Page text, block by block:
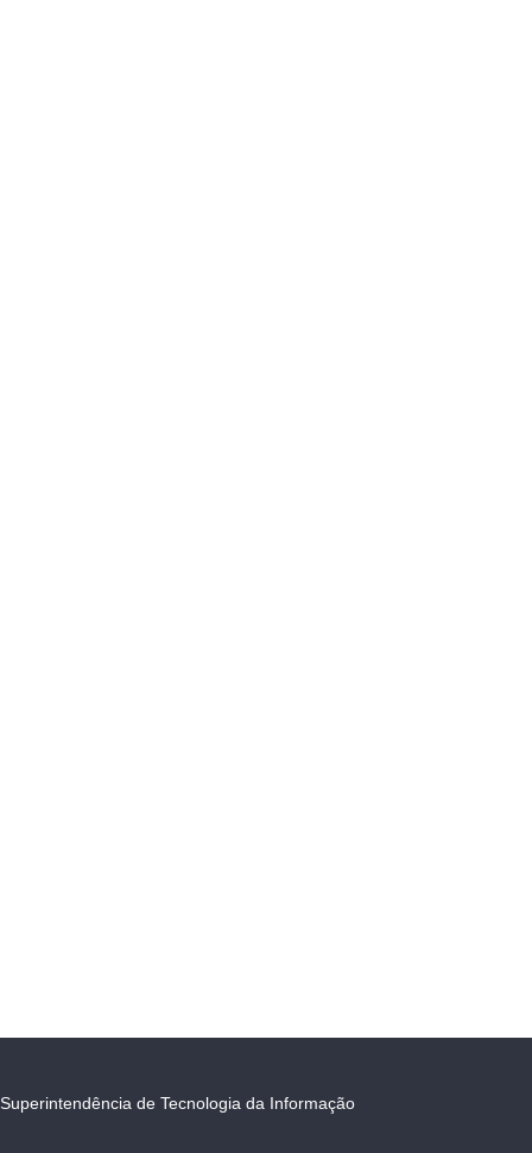
Superintendência de Tecnologia da Informação